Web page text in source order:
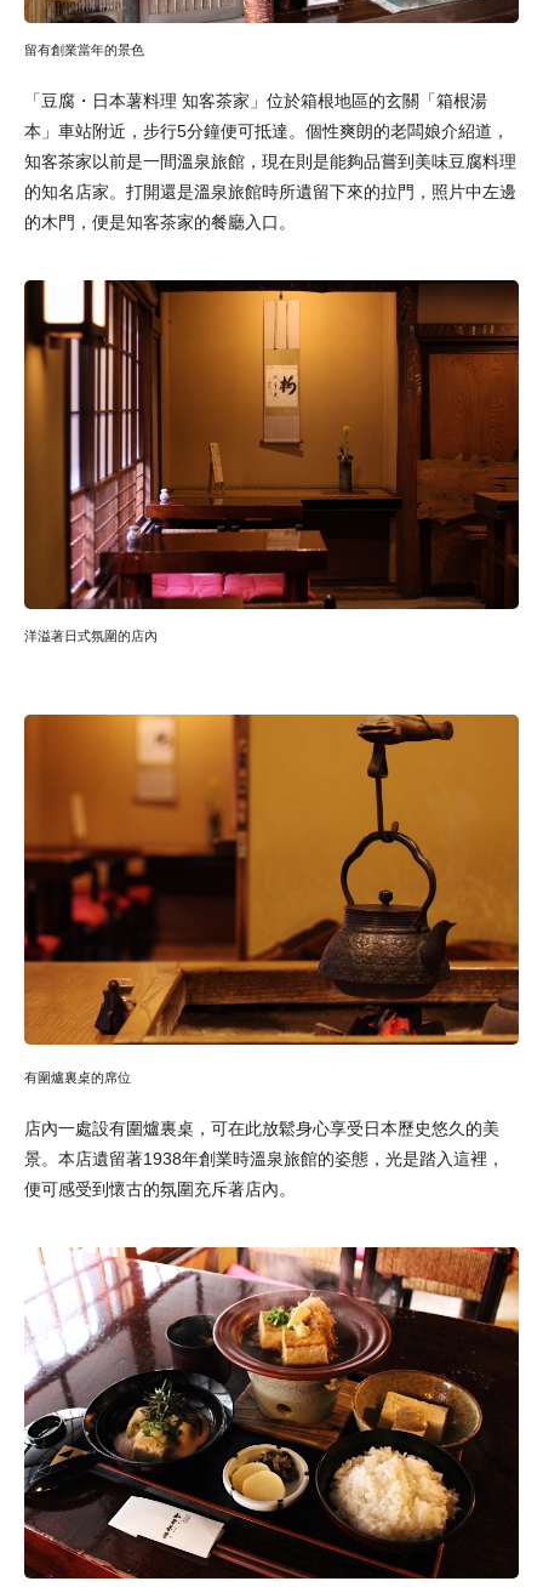
留有創業當年的景色
「豆腐・日本薯料理 知客茶家」位於箱根地區的玄關「箱根湯
本」車站附近，步行5分鐘便可抵達。個性爽朗的老闆娘介紹道，
知客茶家以前是一間溫泉旅館，現在則是能夠品嘗到美味豆腐料理
的知名店家。打開還是溫泉旅館時所遺留下來的拉門，照片中左邊
的木門，便是知客茶家的餐廳入口。
洋溢著日式氛圍的店內
有圍爐裏桌的席位
店內一處設有圍爐裏桌，可在此放鬆身心享受日本歷史悠久的美
景。本店遺留著1938年創業時溫泉旅館的姿態，光是踏入這裡，
便可感受到懷古的氛圍充斥著店內。